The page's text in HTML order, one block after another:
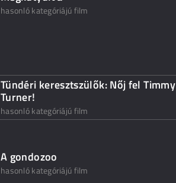
hasonló kategóriájú film
Tündéri keresztszülők: Nőj fel Timmy
Turner!
hasonló kategóriájú film
A gondozoo
hasonló kategóriájú film